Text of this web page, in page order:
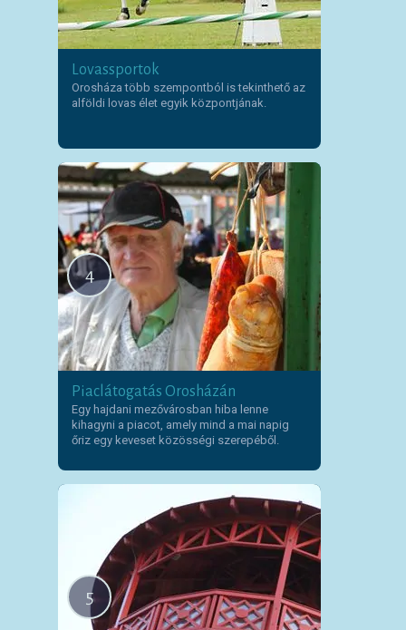
Lovassportok
Orosháza több szempontból is tekinthető az
alföldi lovas élet egyik központjának.
4
Piaclátogatás Orosházán
Egy hajdani mezővárosban hiba lenne
kihagyni a piacot, amely mind a mai napig
őriz egy keveset közösségi szerepéből.
5